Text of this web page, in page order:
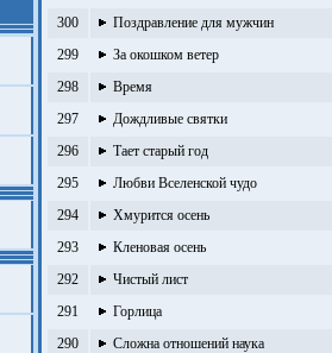
300
Поздравление для мужчин
299
За окошком ветер
298
Время
297
Дождливые святки
296
Тает старый год
295
Любви Вселенской чудо
294
Хмурится осень
293
Кленовая осень
292
Чистый лист
291
Горлица
290
Сложна отношений наука